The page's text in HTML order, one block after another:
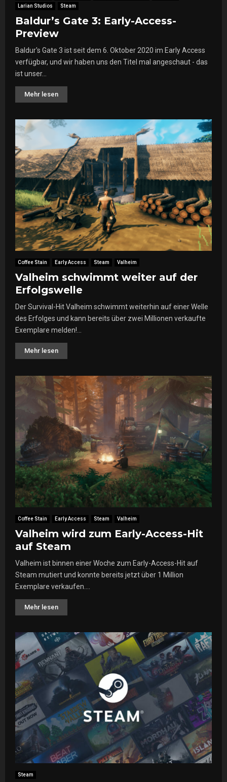
Larian Studios
Steam
Baldur’s Gate 3: Early-Access-
Preview
Baldur's Gate 3 ist seit dem 6. Oktober 2020 im Early Access
verfügbar, und wir haben uns den Titel mal angeschaut - das
ist unser...
Mehr lesen
Coffee Stain Early Access Steam Valheim
Valheim schwimmt weiter auf der
Erfolgswelle
Der Survival-Hit Valheim schwimmt weiterhin auf einer Welle
des Erfolges und kann bereits über zwei Millionen verkaufte
Exemplare melden!...
Mehr lesen
Coffee Stain Early Access Steam Valheim
Valheim wird zum Early-Access-Hit
auf Steam
Valheim ist binnen einer Woche zum Early-Access-Hit auf
Steam mutiert und konnte bereits jetzt über 1 Million
Exemplare verkaufen....
Mehr lesen
Steam